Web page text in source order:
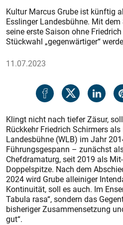
Kultur Marcus Grube ist künftig
Esslinger Landesbühne. Mit
seine erste Saison ohne
Stückwahl „gegenwärtiger“
11.07.2023
Klingt nicht nach tiefer Zäsur,
Rückkehr Friedrich Schirmers
Landesbühne (WLB) im Jahr
Führungsgespann – zunächst
Chefdramaturg, seit 2019 als
Doppelspitze. Nach dem
2024 wird Grube alleiniger
Kontinuität, soll es auch. Im
Tabula rasa“, sondern das
bisheriger Zusammensetzung
gut“.